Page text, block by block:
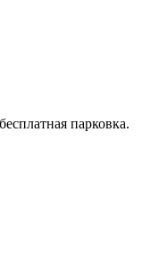
парковка.